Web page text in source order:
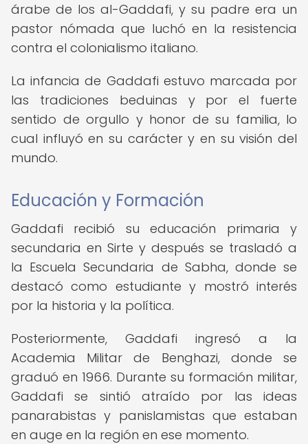
árabe de los al-Gaddafi, y su padre era un
pastor nómada que luchó en la resistencia
contra el colonialismo italiano.
La infancia de Gaddafi estuvo marcada por
las tradiciones beduinas y por el fuerte
sentido de orgullo y honor de su familia, lo
cual influyó en su carácter y en su visión del
mundo.
Educación y Formación
Gaddafi recibió su educación primaria y
secundaria en Sirte y después se trasladó a
la Escuela Secundaria de Sabha, donde se
destacó como estudiante y mostró interés
por la historia y la política.
Posteriormente, Gaddafi ingresó a la
Academia Militar de Benghazi, donde se
graduó en 1966. Durante su formación militar,
Gaddafi se sintió atraído por las ideas
panarabistas y panislamistas que estaban
en auge en la región en ese momento.